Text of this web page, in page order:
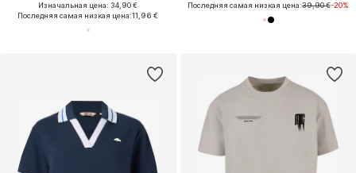
Изначальная цена: 34,90 €
Последняя самая низкая цена:11,96 €
Последняя самая низкая цена:39,90 €-20%